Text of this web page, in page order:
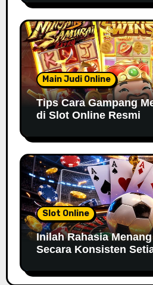
Main Judi Online
Tips Cara Gampang
di Slot Online Resmi
Slot Online
Inilah Rahasia
Secara Konsisten